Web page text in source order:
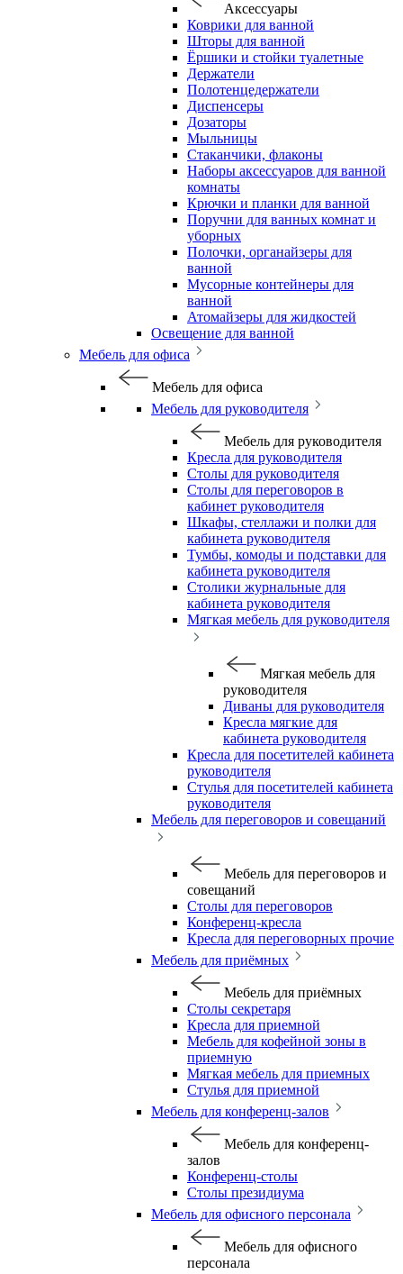
Аксессуары
Коврики для ванной
Шторы для ванной
Ёршики и стойки туалетные
Держатели
Полотенцедержатели
Диспенсеры
Дозаторы
Мыльницы
Стаканчики, флаконы
Наборы аксессуаров для ванной
комнаты
Крючки и планки для ванной
Поручни для ванных комнат и
уборных
Полочки, органайзеры для
ванной
Мусорные контейнеры для
ванной
Атомайзеры для жидкостей
Освещение для ванной
Мебель для офиса
Мебель для офиса
Мебель для руководителя
Мебель для руководителя
Кресла для руководителя
Столы для руководителя
Столы для переговоров в
кабинет руководителя
Шкафы, стеллажи и полки для
кабинета руководителя
Тумбы, комоды и подставки для
кабинета руководителя
Столики журнальные для
кабинета руководителя
Мягкая мебель для руководителя
Мягкая мебель для
руководителя
Диваны для руководителя
Кресла мягкие для
кабинета руководителя
Кресла для посетителей кабинета
руководителя
Стулья для посетителей кабинета
руководителя
Мебель для переговоров и совещаний
Мебель для переговоров и
совещаний
Столы для переговоров
Конференц-кресла
Кресла для переговорных прочие
Мебель для приёмных
Мебель для приёмных
Столы секретаря
Кресла для приемной
Мебель для кофейной зоны в
приемную
Мягкая мебель для приемных
Стулья для приемной
Мебель для конференц-залов
Мебель для конференц-
залов
Конференц-столы
Столы президиума
Мебель для офисного персонала
Мебель для офисного
персонала